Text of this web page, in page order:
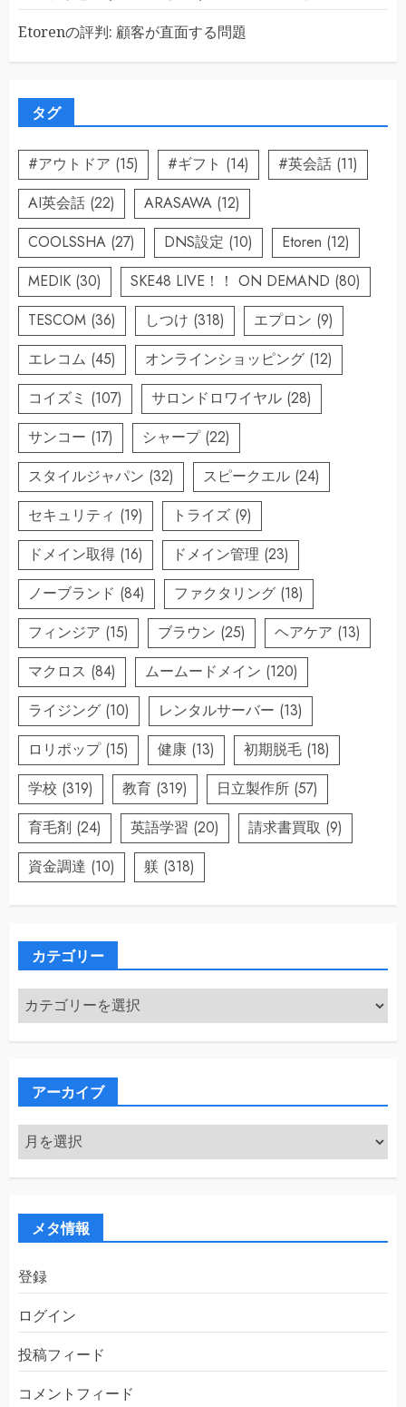
Etorenの評判: 顧客が直面する問題
タグ
#アウトドア (15) #ギフト (14) #英会話 (11)
AI英会話 (22) ARASAWA (12)
COOLSSHA (27) DNS設定 (10) Etoren (12)
MEDIK (30) SKE48 LIVE！！ ON DEMAND (80)
TESCOM (36) しつけ (318) エプロン (9)
エレコム (45) オンラインショッピング (12)
コイズミ (107) サロンドロワイヤル (28)
サンコー (17) シャープ(22)
スタイルジャパン (32) スピークエル (24)
セキュリティ (19) トライズ (9)
ドメイン取得 (16) ドメイン管理 (23)
ノーブランド (84) ファクタリング (18)
フィンジア (15) ブラウン (25) ヘアケア (13)
マクロス (84) ムームードメイン (120)
ライジング (10) レンタルサーバー (13)
ロリポップ(15) 健康 (13) 初期脱毛 (18)
学校 (319) 教育 (319) 日立製作所 (57)
育毛剤 (24) 英語学習 (20) 請求書買取 (9)
資金調達 (10) 躾 (318)
カテゴリー
カ
テ
ゴ
アーカイブ
ア
ー
カ
メタ情報
登録
ログイン
投稿フィード
コメントフィード